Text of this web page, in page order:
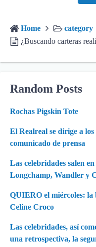
Home
category
¿Buscando carteras
Random Posts
Rochas Pigskin Tote
El Realreal se dirige a
comunicado de prensa
Las celebridades salen
Longchamp, Wandler y
QUIERO el miércoles: la
Celine Croco
Las celebridades, así
una retrospectiva, la